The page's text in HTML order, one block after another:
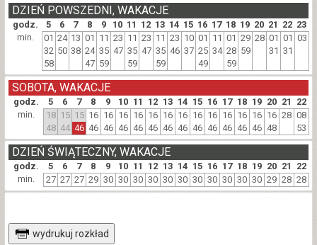
godz. 5 6 7 8 9 10 11 12 13 14 15 16 17 18 19 20 21 22 23
DZIEŃ POWSZEDNI, WAKACJE
min.
01
32
58
24
50
13
38
01
24
47
11
35
59
23
47
11
35
59
23
47
11
35
59
23
46
10
37
01
25
49
11
34
01
28
59
29
59
28 01
31
01
31
03
godz. 5 6 7 8 9 10 11 12 13 14 15 16 17 18 19 20 21 22
SOBOTA, WAKACJE
min.
18
48
15
44
15
46
16
46
16
46
16
46
16
46
16
46
16
46
16
46
16
46
16
46
16
46
16
46
16
46
16
48
28 08
53
godz. 5 6 7 8 9 10 11 12 13 14 15 16 17 18 19 20 21 22
DZIEŃ ŚWIĄTECZNY, WAKACJE
min. 27 27 27 29 30 30 30 30 30 30 30 30 30 30 30 29 28 28
wydrukuj rozkład